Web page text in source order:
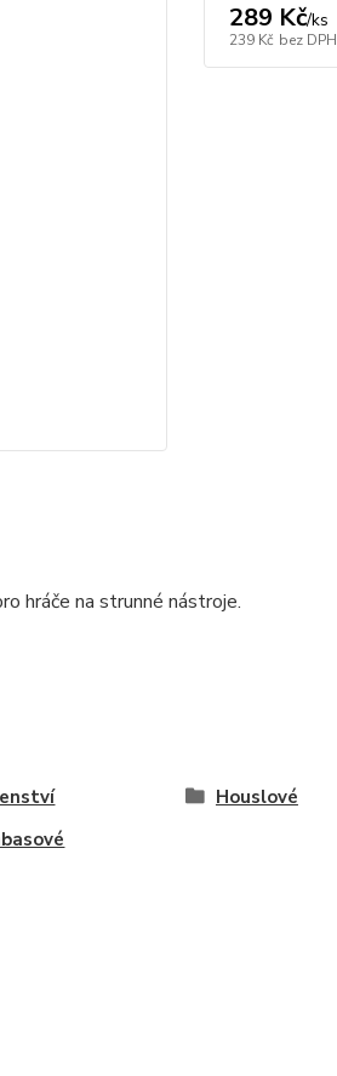
289 Kč/ks
239 Kč bez DPH
hráče na strunné nástroje.
Houslové